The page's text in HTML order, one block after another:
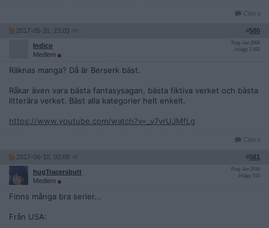
Citera
2017-05-31, 23:03 #580
Indico
Medlem
Reg: Jan 2009
Inlägg: 2 933
Räknas manga? Då är Berserk bäst.
Råkar även vara bästa fantasysagan, bästa fiktiva verket och bästa
litterära verket. Bäst alla kategorier helt enkelt.
https://www.youtube.com/watch?v=_y7vrUJMfLg
Citera
2017-06-10, 02:08 #581
hugTracersbutt
Medlem
Reg: Jun 2016
Inlägg: 510
Finns många bra serier...
Från USA: